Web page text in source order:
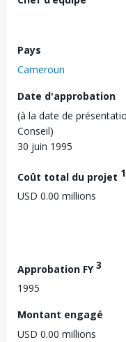
Pays
Cameroun
Date d'approbation
(à la date de
Conseil)
30 juin 1995
Coût total du projet 1
USD 0.00 millions
Approbation FY3
1995
Montant engagé
USD 0.00 millions